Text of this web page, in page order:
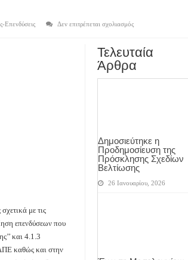
Συνεταιρισμού Μεσολογγίου-Ναυπακτίας ”Η Ένωση”
Επενδύσεις Δεν επιτρέπεται σχολιασμόςστο
Σχέδιο
Απόφασης
για
«Σχέδια
Τελευταία
Άρθρα
Δημοσιεύτηκε η
Προδημοσίευση της
Πρόσκλησης Σχεδίων
Βελτίωσης
26 Ιανουαρίου, 2026
με τις
επενδύσεων που
και 4.1.3
καθώς και στην